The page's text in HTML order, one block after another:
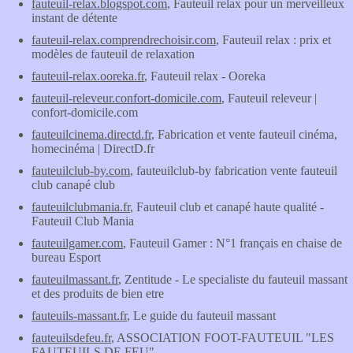
fauteuil-relax.blogspot.com, Fauteuil relax pour un merveilleux
instant de détente
fauteuil-relax.comprendrechoisir.com, Fauteuil relax : prix et
modèles de fauteuil de relaxation
fauteuil-relax.ooreka.fr, Fauteuil relax - Ooreka
fauteuil-releveur.confort-domicile.com, Fauteuil releveur |
confort-domicile.com
fauteuilcinema.directd.fr, Fabrication et vente fauteuil cinéma,
homecinéma | DirectD.fr
fauteuilclub-by.com, fauteuilclub-by fabrication vente fauteuil
club canapé club
fauteuilclubmania.fr, Fauteuil club et canapé haute qualité -
Fauteuil Club Mania
fauteuilgamer.com, Fauteuil Gamer : N°1 français en chaise de
bureau Esport
fauteuilmassant.fr, Zentitude - Le specialiste du fauteuil massant
et des produits de bien etre
fauteuils-massant.fr, Le guide du fauteuil massant
fauteuilsdefeu.fr, ASSOCIATION FOOT-FAUTEUIL "LES